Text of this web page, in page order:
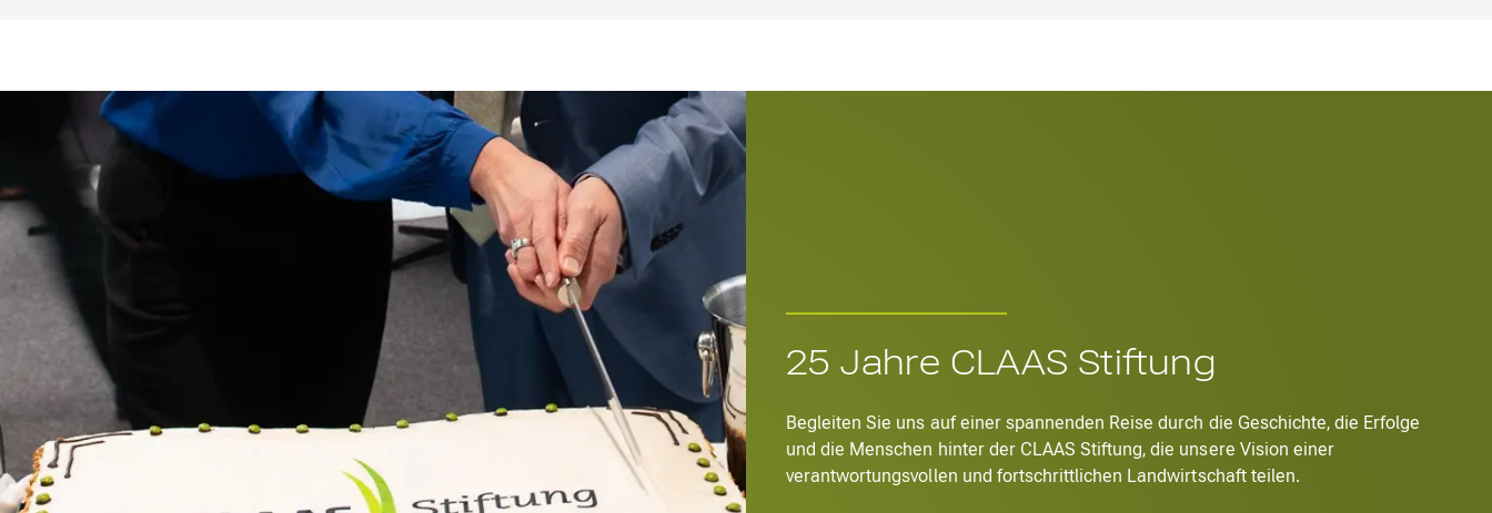
25 Jahre CLAAS Stiftung
Begleiten Sie uns auf einer spannenden Reise durch die Geschichte, die Erfolge
und die Menschen hinter der CLAAS Stiftung, die unsere Vision einer
verantwortungsvollen und fortschrittlichen Landwirtschaft teilen.